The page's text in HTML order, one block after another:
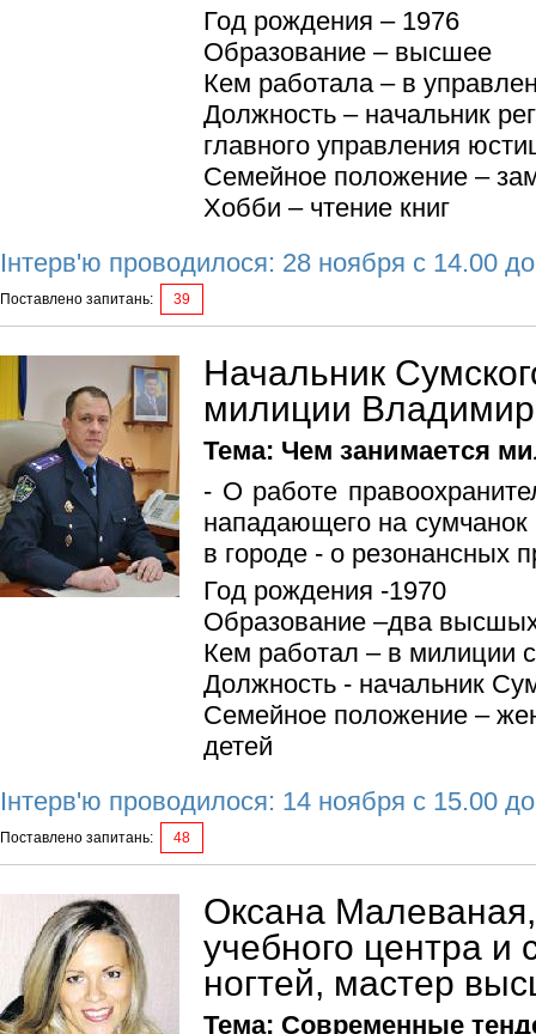
Год рождения – 1976
Образование – высшее
Кем работала – в
Должность – начальник
главного управления
Семейное положение –
Хобби – чтение книг
Інтерв'ю проводилося: 28 ноября с 14.00
Поставлено запитань: 39
Начальник
милиции
Тема: Чем занимается
- О работе
нападающего на сумчанок
в городе - о резонансных
Год рождения -1970
Образование –два
Кем работал – в милиции
Должность - начальник
Семейное положение –
детей
Інтерв'ю проводилося: 14 ноября с 15.00
Поставлено запитань: 48
Оксана
учебного центра и
ногтей, мастер
Тема: Современные